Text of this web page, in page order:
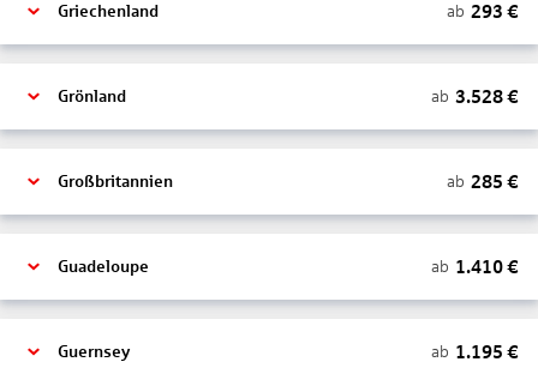
Griechenland ab 293 €
Grönland ab 3.528€
Großbritannien ab 285 €
Guadeloupe ab 1.410€
Guernsey ab 1.195 €